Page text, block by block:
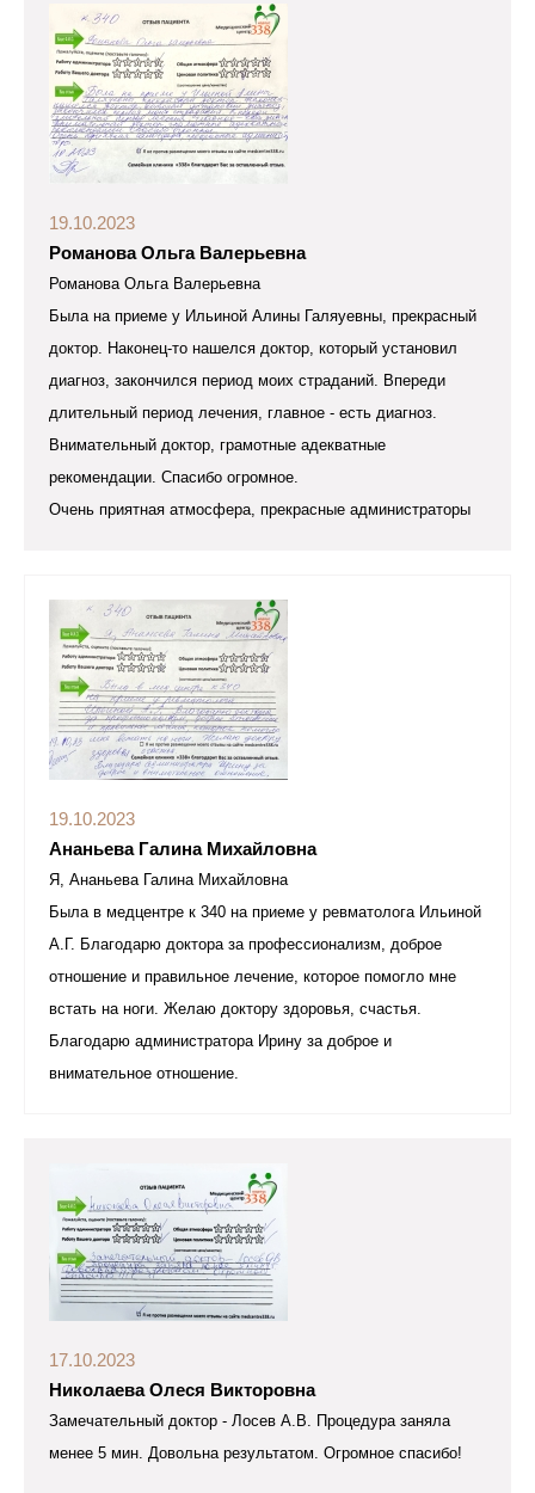
19.10.2023
Романова Ольга Валерьевна
Романова Ольга Валерьевна
Была на приеме у Ильиной Алины Галяуевны, прекрасный
доктор. Наконец-то нашелся доктор, который установил
диагноз, закончился период моих страданий. Впереди
длительный период лечения, главное - есть диагноз.
Внимательный доктор, грамотные адекватные
рекомендации. Спасибо огромное.
Очень приятная атмосфера, прекрасные администраторы
19.10.2023
Ананьева Галина Михайловна
Я, Ананьева Галина Михайловна
Была в медцентре к 340 на приеме у ревматолога Ильиной
А.Г. Благодарю доктора за профессионализм, доброе
отношение и правильное лечение, которое помогло мне
встать на ноги. Желаю доктору здоровья, счастья.
Благодарю администратора Ирину за доброе и
внимательное отношение.
17.10.2023
Николаева Олеся Викторовна
Замечательный доктор - Лосев А.В. Процедура заняла
менее 5 мин. Довольна результатом. Огромное спасибо!